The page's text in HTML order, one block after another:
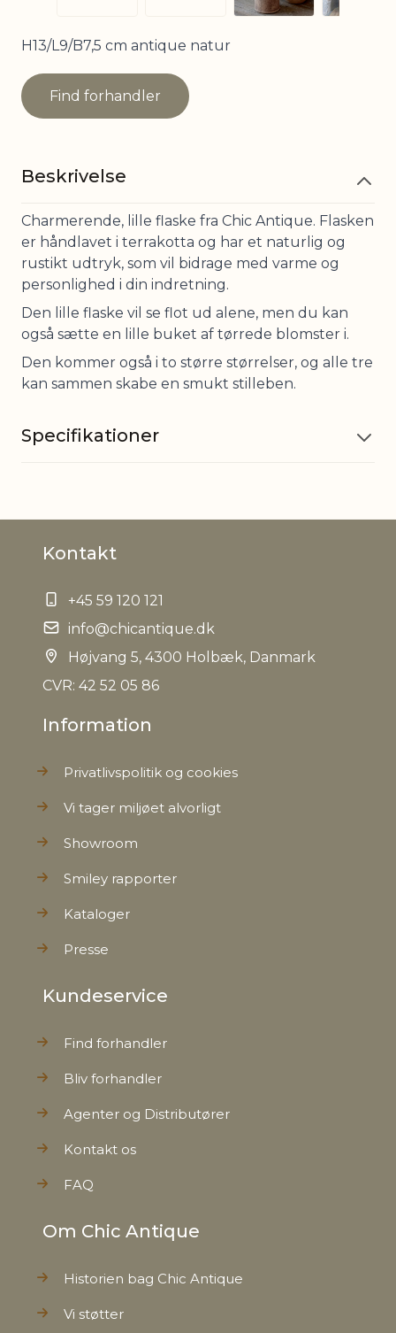
H13/L9/B7,5 cm antique natur
Find forhandler
Beskrivelse
Charmerende, lille flaske fra Chic Antique. Flasken
er håndlavet i terrakotta og har et naturlig og
rustikt udtryk, som vil bidrage med varme og
personlighed i din indretning.
Den lille flaske vil se flot ud alene, men du kan
også sætte en lille buket af tørrede blomster i.
Den kommer også i to større størrelser, og alle tre
kan sammen skabe en smukt stilleben.
Specifikationer
EAN
Tariffnumber
Bruttovægt 0,294 kg
Kontakt
+45 59 120 121
info@chicantique.dk
Højvang 5, 4300 Holbæk, Danmark
CVR: 42 52 05 86
Information
Privatlivspolitik og cookies
Vi tager miljøet alvorligt
Showroom
Smiley rapporter
Kataloger
Presse
Kundeservice
Find forhandler
Bliv forhandler
Agenter og Distributører
Kontakt os
FAQ
Om Chic Antique
Historien bag Chic Antique
Vi støtter